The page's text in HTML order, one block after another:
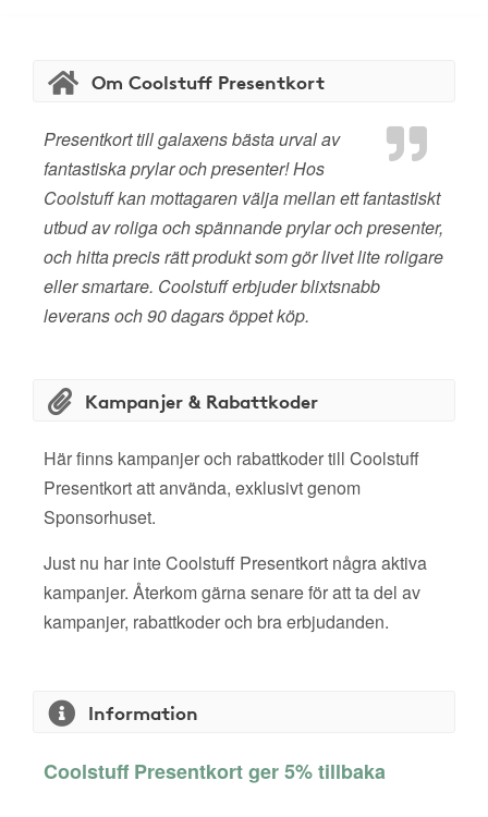
Om Coolstuff Presentkort
Presentkort till galaxens bästa urval av
fantastiska prylar och presenter! Hos
Coolstuff kan mottagaren välja mellan ett fantastiskt
utbud av roliga och spännande prylar och presenter,
och hitta precis rätt produkt som gör livet lite roligare
eller smartare. Coolstuff erbjuder blixtsnabb
leverans och 90 dagars öppet köp.
Kampanjer & Rabattkoder
Här finns kampanjer och rabattkoder till Coolstuff
Presentkort att använda, exklusivt genom
Sponsorhuset.
Just nu har inte Coolstuff Presentkort några aktiva
kampanjer. Återkom gärna senare för att ta del av
kampanjer, rabattkoder och bra erbjudanden.
Information
Coolstuff Presentkort ger 5% tillbaka